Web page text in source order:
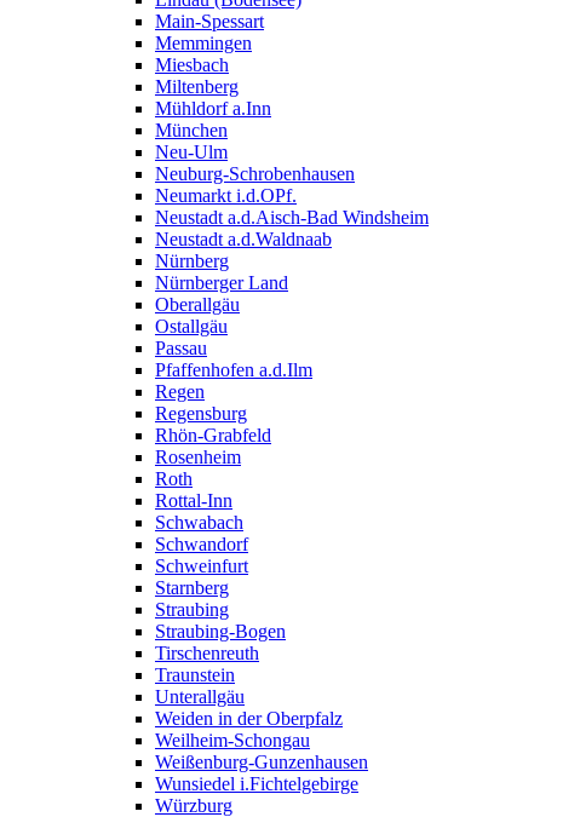
Main-Spessart
Memmingen
Miesbach
Miltenberg
Mühldorf a.Inn
München
Neu-Ulm
Neuburg-Schrobenhausen
Neumarkt i.d.OPf.
Neustadt a.d.Aisch-Bad Windsheim
Neustadt a.d.Waldnaab
Nürnberg
Nürnberger Land
Oberallgäu
Ostallgäu
Passau
Pfaffenhofen a.d.Ilm
Regen
Regensburg
Rhön-Grabfeld
Rosenheim
Roth
Rottal-Inn
Schwabach
Schwandorf
Schweinfurt
Starnberg
Straubing
Straubing-Bogen
Tirschenreuth
Traunstein
Unterallgäu
Weiden in der Oberpfalz
Weilheim-Schongau
Weißenburg-Gunzenhausen
Wunsiedel i.Fichtelgebirge
Würzburg